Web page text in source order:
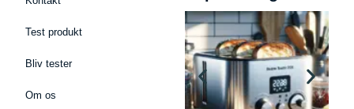
Test produkt
Bliv tester
Om os